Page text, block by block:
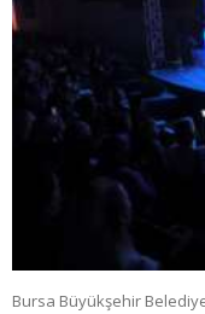
Bursa Büyükşehir